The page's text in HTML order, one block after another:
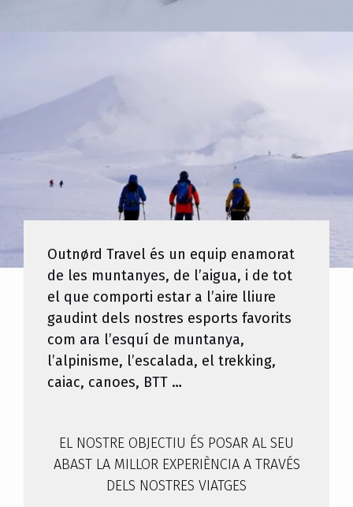
Outnørd Travel és un equip enamorat
de les muntanyes, de l’aigua, i de tot
el que comporti estar a l’aire lliure
gaudint dels nostres esports favorits
com ara l’esquí de muntanya,
l’alpinisme, l’escalada, el trekking,
caiac, canoes, BTT …
EL NOSTRE OBJECTIU ÉS POSAR AL SEU
ABAST LA MILLOR EXPERIÈNCIA A TRAVÉS
DELS NOSTRES VIATGES